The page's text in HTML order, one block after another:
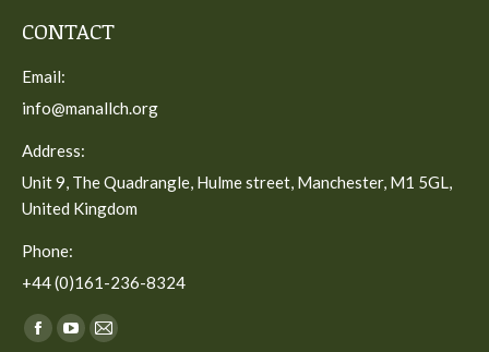
CONTACT
Email:
info@manallch.org
Address:
Unit 9, The Quadrangle, Hulme street, Manchester, M1 5GL,
United Kingdom
Phone:
+44 (0)161-236-8324
Find us on:
Facebook
YouTube
Mail